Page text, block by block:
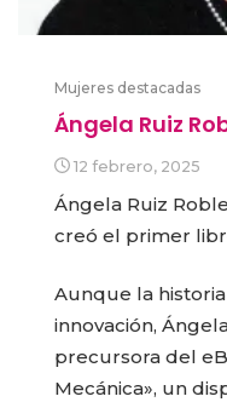
Mujeres destacadas
Ángela Ruiz
12 febrero, 2025
Ángela Ruiz
creó el primer
Aunque la
innovación,
precursora del
Mecánica», un